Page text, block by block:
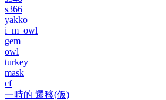
s366
yakko
i_m_owl
gem
owl
turkey
mask
cf
一時的 遷移(仮)